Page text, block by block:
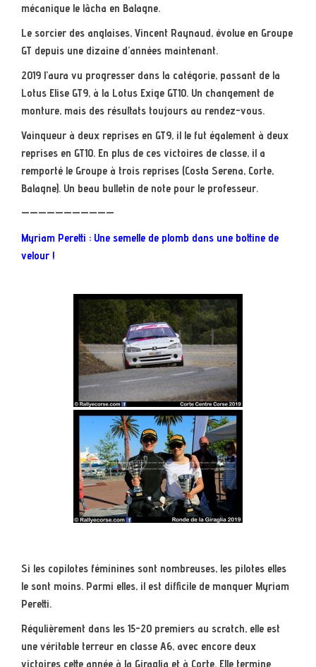
mécanique le lâcha en Balagne.
Le sorcier des anglaises, Vincent Raynaud, évolue en Groupe
GT depuis une dizaine d’années maintenant.
2019 l’aura vu progresser dans la catégorie, passant de la
Lotus Elise GT9, à la Lotus Exige GT10. Un changement de
monture, mais des résultats toujours au rendez-vous.
Vainqueur à deux reprises en GT9, il le fut également à deux
reprises en GT10. En plus de ces victoires de classe, il a
remporté le Groupe à trois reprises (Costa Serena, Corte,
Balagne). Un beau bulletin de note pour le professeur.
———————————
Myriam Peretti : Une semelle de plomb dans une bottine de
velour !
Si les copilotes féminines sont nombreuses, les pilotes elles
le sont moins. Parmi elles, il est difficile de manquer Myriam
Peretti.
Régulièrement dans les 15-20 premiers au scratch, elle est
une véritable terreur en classe A6, avec encore deux
victoires cette année à la Giraglia et à Corte. Elle termine